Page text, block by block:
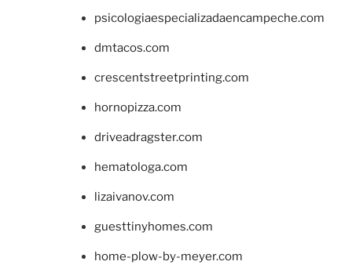
psicologiaespecializadaencampeche.com
dmtacos.com
crescentstreetprinting.com
hornopizza.com
driveadragster.com
hematologa.com
lizaivanov.com
guesttinyhomes.com
home-plow-by-meyer.com